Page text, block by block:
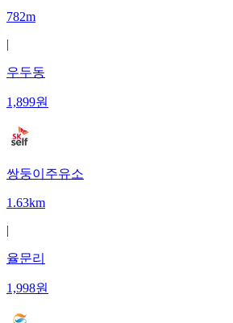
782m
|
우두동
1,899원
쌍둥이주유소
1.63km
|
율문리
1,998원